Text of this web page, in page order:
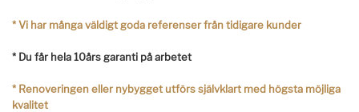
*Vi har många väldigt goda referenser från tidigare kunder
* Du får hela 10års garanti på arbetet
* Renoveringen eller nybygget utförs självklart med högsta möjliga
kvalitet